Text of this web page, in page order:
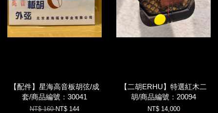
【配件】星海高音板胡弦/成
套/商品編號：30041
NT$ 160NT$ 144
【二胡ERHU】特選紅木二
胡/商品編號：20094
NT$ 14,000